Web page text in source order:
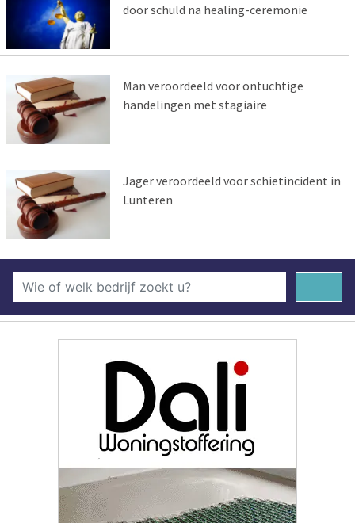
door schuld na healing-ceremonie
Man veroordeeld voor ontuchtige
handelingen met stagiaire
Jager veroordeeld voor schietincident in
Lunteren